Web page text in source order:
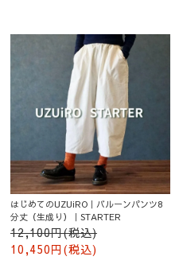
はじめてのUZUiRO｜バルーンパンツ8
分丈（生成り）｜STARTER
12,100円(税込)
10,450円(税込)